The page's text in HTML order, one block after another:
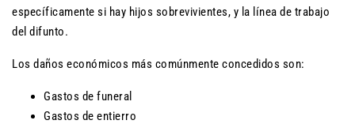
específicamente si hay hijos sobrevivientes, y la línea de trabajo
del difunto.
Los daños económicos más comúnmente concedidos son:
Gastos de funeral
Gastos de entierro